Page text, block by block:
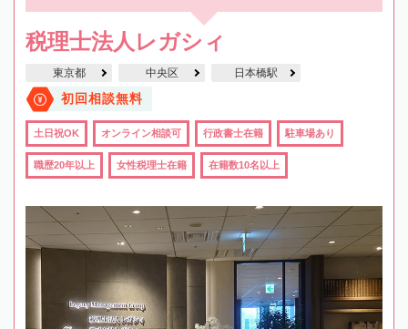
税理士法人レガシィ
東京都 中央区 日本橋駅
初回相談無料
土日祝OK オンライン相談可 行政書士在籍 駐車場あり
職歴20年以上 女性税理士在籍 在籍数10名以上